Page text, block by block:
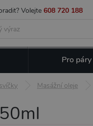
Volejte 608 720 188
Pro páry
Masážní oleje